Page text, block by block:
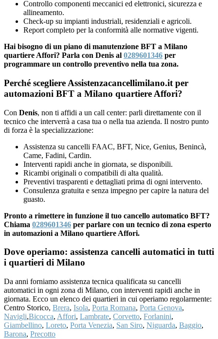
Controllo componenti meccanici ed elettronici, sicurezza e
allineamento.
Check-up su impianti industriali, residenziali e agricoli.
Report completo per la conformità alle normative vigenti.
Hai bisogno di un piano di manutenzione BFT a Milano
quartiere Affori? Parla con Denis al 0289601346 per
programmare un controllo preventivo nella tua zona.
Perché scegliere Assistenzacancellimilano.it per
automazioni BFT a Milano quartiere Affori?
Con Denis, non ti affidi a un call center: parli direttamente con il
tecnico che interverrà a casa tua o nella tua azienda. Il nostro punto
di forza è la specializzazione:
Assistenza su cancelli FAAC, BFT, Nice, Genius, Benincà,
Came, Fadini, Cardin.
Interventi rapidi anche in giornata, se disponibili.
Ricambi originali o compatibili di alta qualità.
Preventivi trasparenti e dettagliati prima di ogni intervento.
Consulenza gratuita e senza impegno per capire la natura del
guasto.
Pronto a rimettere in funzione il tuo cancello automatico BFT?
Chiama 0289601346 per parlare con un tecnico di zona esperto
in automazioni a Milano quartiere Affori.
Dove operiamo: assistenza cancelli automatici in tutti
i quartieri di Milano
Da anni forniamo assistenza tecnica qualificata su cancelli
automatici in ogni zona di Milano, con interventi rapidi anche in
giornata. Ecco un elenco dei quartieri in cui operiamo regolarmente:
Centro Storico, Brera, Isola, Porta Romana, Porta Genova,
Navigli,Bicocca, Affori, Lambrate, Corvetto, Forlanini,
Giambellino, Loreto, Porta Venezia, San Siro, Niguarda, Baggio,
Barona, Precotto